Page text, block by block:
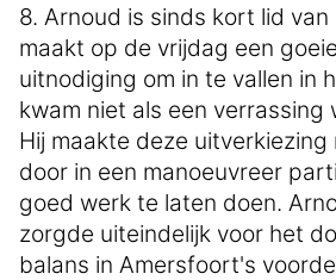
8. Arnoud is sinds kort lid
maakt op de vrijdag een
uitnodiging om in te vallen in
kwam niet als een verrassing
Hij maakte deze
door in een manoeuvreer
goed werk te laten doen.
zorgde uiteindelijk voor het
balans in Amersfoort's